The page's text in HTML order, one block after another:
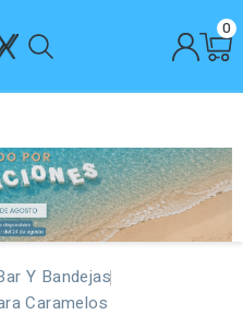
0
Y Bandejas
Caramelos